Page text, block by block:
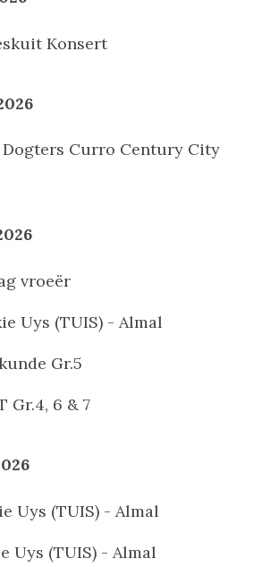
Konsert
Dogters Curro Century City
vroeër
Uys (TUIS) - Almal
Gr.5
Gr.4, 6 & 7
Uys (TUIS) - Almal
Uys (TUIS) - Almal